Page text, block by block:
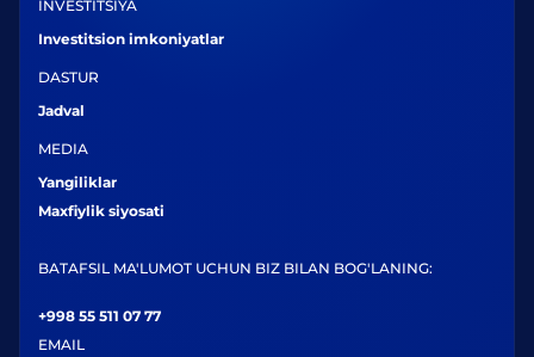
INVESTITSIYA
Investitsion imkoniyatlar
DASTUR
Jadval
MEDIA
Yangiliklar
Maxfiylik siyosati
BATAFSIL MA'LUMOT UCHUN BIZ BILAN BOG'LANING:
+998 55 511 07 77
EMAIL